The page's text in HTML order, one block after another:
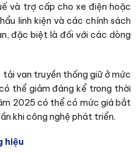
và trợ cấp cho xe điện hoặc
linh kiện và các chính sách
đặc biệt là đối với các dòng
tải van truyền thống giữ ở mức
thể giảm đáng kể trong thời
2025 có thể có mức giá bắt
khi công nghệ phát triển.
hiệu